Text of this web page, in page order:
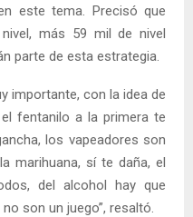
este tema. Precisó que
más 59 mil de nivel
parte de esta estrategia.
importante, con la idea de
fentanilo a la primera te
los vapeadores son
marihuana, sí te daña, el
del alcohol hay que
son un juego”, resaltó.